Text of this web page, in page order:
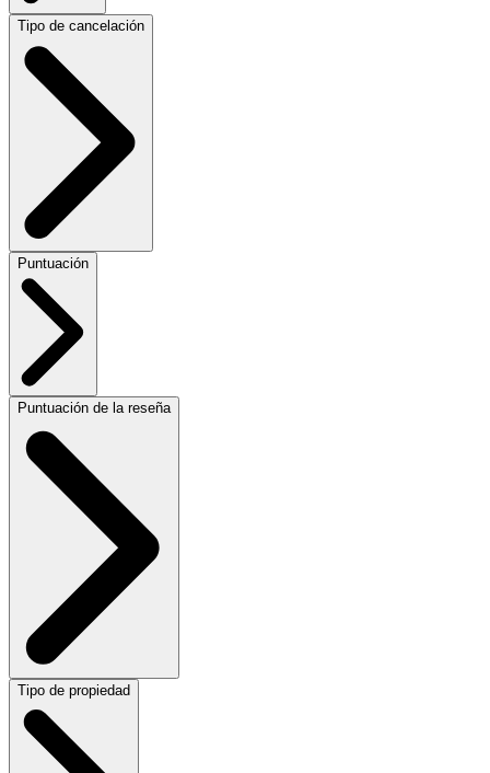
Tipo de cancelación
Puntuación
Puntuación de la reseña
Tipo de propiedad